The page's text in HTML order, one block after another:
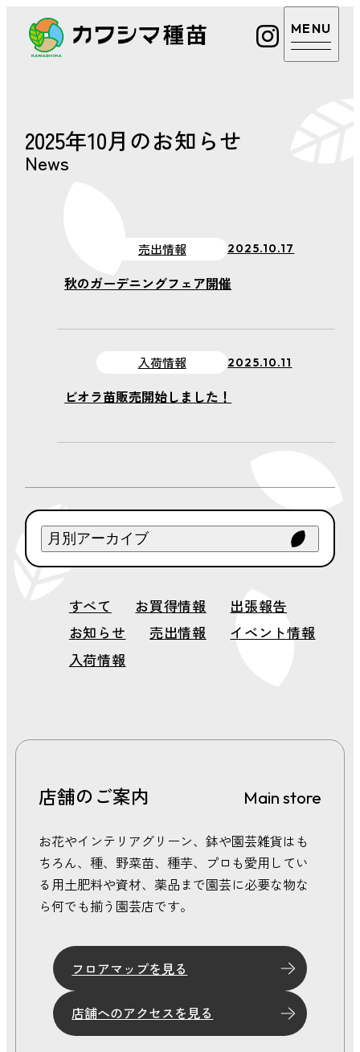
店舗案内
あまえくぼについ
会社案内
新着情報
プライバシーポリ
シー
カワシマ種苗
カワシマ種苗
カワシマ種苗
2025年10月のお知らせ
News
売出情報 2025.10.17
秋のガーデニングフェア開催
入荷情報 2025.10.11
ビオラ苗販売開始しました！
すべて お買得情報
出張報告
お知らせ
売出情報
イベント情報
入荷情報
月別アーカイブ
2026年 7月
2026年 6月
2026年 5月
2026年 1月
2025年 10月
2025年 8月
2025年 7月
2025年 6月
2025年 5月
2025年 3月
店舗のご案内 Main store
お花やインテリアグリーン、鉢や園芸雑貨はも
ちろん、種、野菜苗、種芋、プロも愛用してい
る用土肥料や資材、薬品まで園芸に必要な物な
ら何でも揃う園芸店です。
フロアマップを見る
店舗へのアクセスを見る